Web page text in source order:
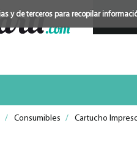
y de terceros para recopilar
/ Consumibles / Cartucho